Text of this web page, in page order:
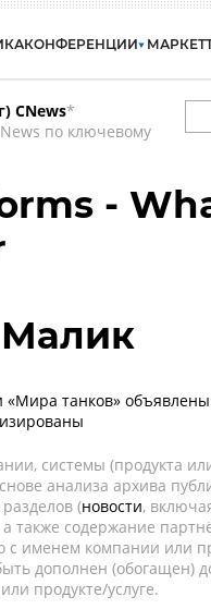
КОНФЕРЕНЦИИ МАРКЕТ
CNews*
по ключевому
-
«Мира танков»
системы (продукта
анализа архива
(новости,
также содержание
с именем компании или
дополнен (обогащен)
продукте/услуге.